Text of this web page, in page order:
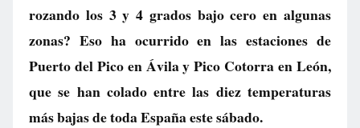
rozando los 3 y 4 grados bajo cero en algunas
zonas? Eso ha ocurrido en las estaciones de
Puerto del Pico en Ávila y Pico Cotorra en León,
que se han colado entre las diez temperaturas
más bajas de toda España este sábado.